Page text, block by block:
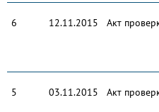
6 12.11.2015 Акт
5 03.11.2015 Акт